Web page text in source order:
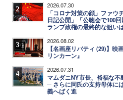
2 2026.07.30
「コロナ対策の顔」ファ
日記公開」「公聴会で100
ランプ政権の最終的な狙い
3 2026.08.02
【名画座リバティ (29)】
リンカーン』
4 2026.07.31
マムダニNY市長、裕福な
─ さらに同氏の支持母体に
義へばく進